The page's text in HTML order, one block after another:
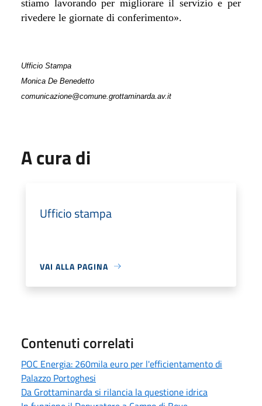
stiamo lavorando per migliorare il servizio e per
rivedere le giornate di conferimento».
Ufficio Stampa
Monica De Benedetto
comunicazione@comune.grottaminarda.av.it
A cura di
Ufficio stampa
VAI ALLA PAGINA
Contenuti correlati
POC Energia: 260mila euro per l'efficientamento di
Palazzo Portoghesi
Da Grottaminarda si rilancia la questione idrica